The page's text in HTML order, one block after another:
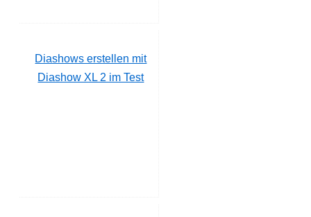
Diashows erstellen mit
Diashow XL 2 im Test